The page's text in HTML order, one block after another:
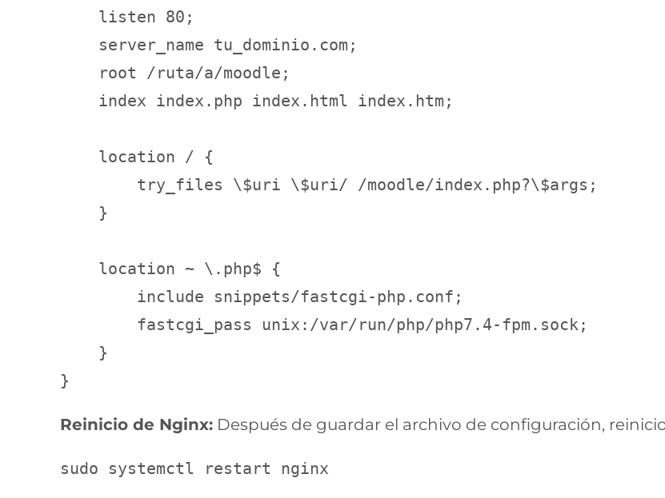
    listen 80;
    server_name tu_dominio.com;
    root /ruta/a/moodle;
    index index.php index.html index.htm;
    location / {
        try_files \$uri \$uri/ /moodle/index.php?\$args;
    }
    location ~ \.php$ {
        include snippets/fastcgi-php.conf;
        fastcgi_pass unix:/var/run/php/php7.4-fpm.sock;
    }
Reinicio de Nginx: Después de guardar el archivo de configuración,
sudo systemctl restart nginx